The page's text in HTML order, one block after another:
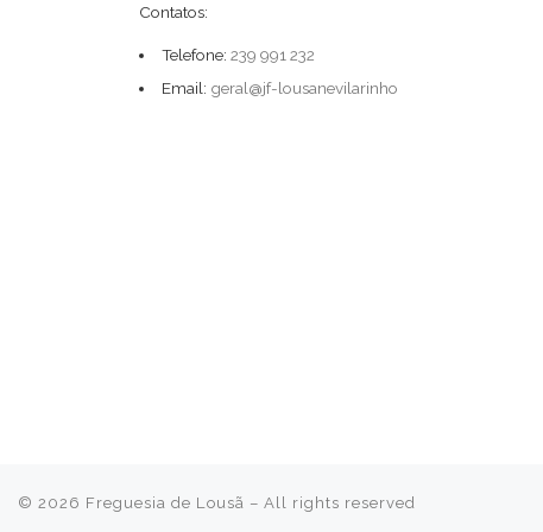
Contatos:
Telefone: 239 991 232
Email: geral@jf-lousanevilarinho
© 2026 Freguesia de Lousã – All rights reserved